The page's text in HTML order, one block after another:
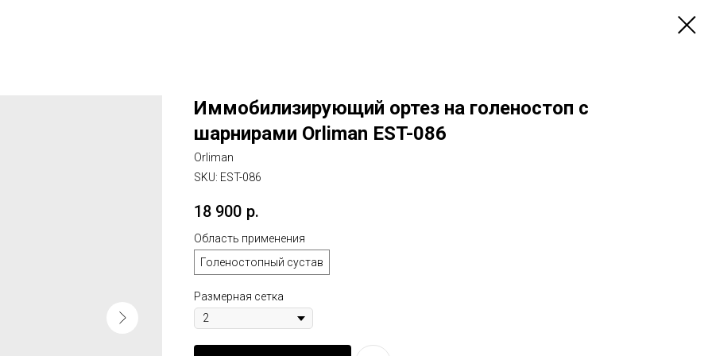
Иммобилизирующий ортез на голеностоп с
шарнирами Orliman EST-086
Orliman
SKU: EST-086
18 900 р.
Область применения
Голеностопный сустав
Размерная сетка